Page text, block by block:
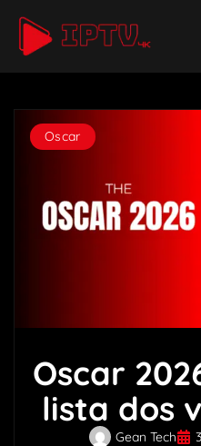
Oscar
Oscar
lista dos
Gean Tech